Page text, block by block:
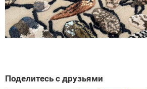
Поделитесь с друзьями